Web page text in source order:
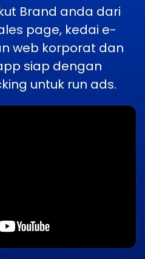
Brand anda dari
page, kedai e-
web korporat dan
siap dengan
untuk run ads.